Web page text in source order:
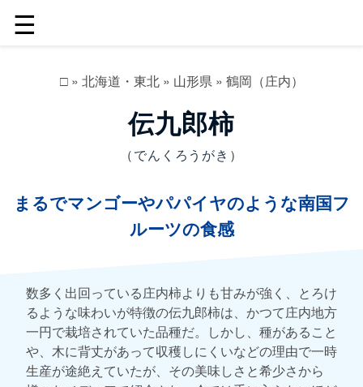
☰
□» 北海道・東北» 山形県» 鶴岡（庄内）
伝九郎柿
（でんくろうがき）
まるでマンゴーやパパイヤのような南国フ
ルーツの食感
数多く出回っている庄内柿よりも甘みが強く、とろけ
るような味わいが特徴の伝九郎柿は、かつて庄内地方
一円で栽培されていた品種だ。しかし、種があること
や、木に背丈があって収穫しにくいなどの理由で一時
生産が途絶えていたが、その美味しさと希少さから